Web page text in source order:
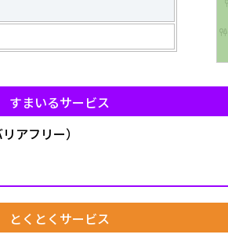
すまいるサービス
アフリー）
とくとくサービス